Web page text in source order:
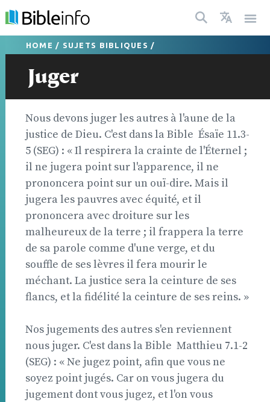
HOME / SUJETS BIBLIQUES /
Juger
Nous devons juger les autres à l'aune de la
justice de Dieu. C'est dans la Bible  Ésaïe 11.3-
5 (SEG) : « Il respirera la crainte de l'Éternel ;
il ne jugera point sur l'apparence, il ne
prononcera point sur un ouï-dire. Mais il
jugera les pauvres avec équité, et il
prononcera avec droiture sur les
malheureux de la terre ; il frappera la terre
de sa parole comme d'une verge, et du
souffle de ses lèvres il fera mourir le
méchant. La justice sera la ceinture de ses
flancs, et la fidélité la ceinture de ses reins. »
Nos jugements des autres s'en reviennent
nous juger. C'est dans la Bible  Matthieu 7.1-2
(SEG) : « Ne jugez point, afin que vous ne
soyez point jugés. Car on vous jugera du
jugement dont vous jugez, et l'on vous